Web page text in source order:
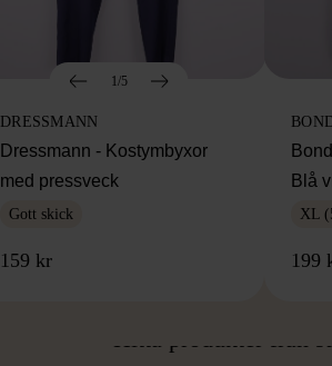
1/5
DRESSMANN
Dressmann - Kostymbyxor
med pressveck
Gott skick
159 kr
Blå
XL
199
Hitta produkter från